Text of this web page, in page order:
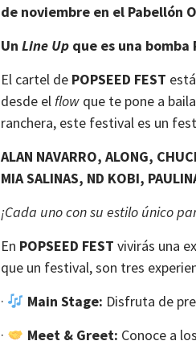
de noviembre en el Pabellón
Un Line Up que es una bomba
El cartel de POPSEED FEST
desde elflow que te pone a
ranchera, este festival es un
ALAN NAVARRO, ALONG,
MIA SALINAS, ND KOBI,
¡Cada uno con su estilo único
En POPSEED FEST vivirás una
que un festival, son tres
·
Main Stage: Disfruta de
·
Meet & Greet: Conoce a